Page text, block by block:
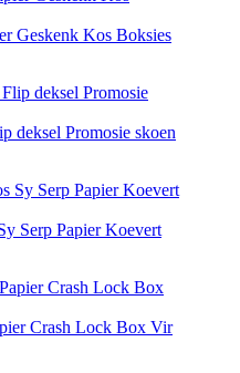
Geskenk Kos Boksies
deksel Promosie skoen
Serp Papier Koevert
Crash Lock Box Vir